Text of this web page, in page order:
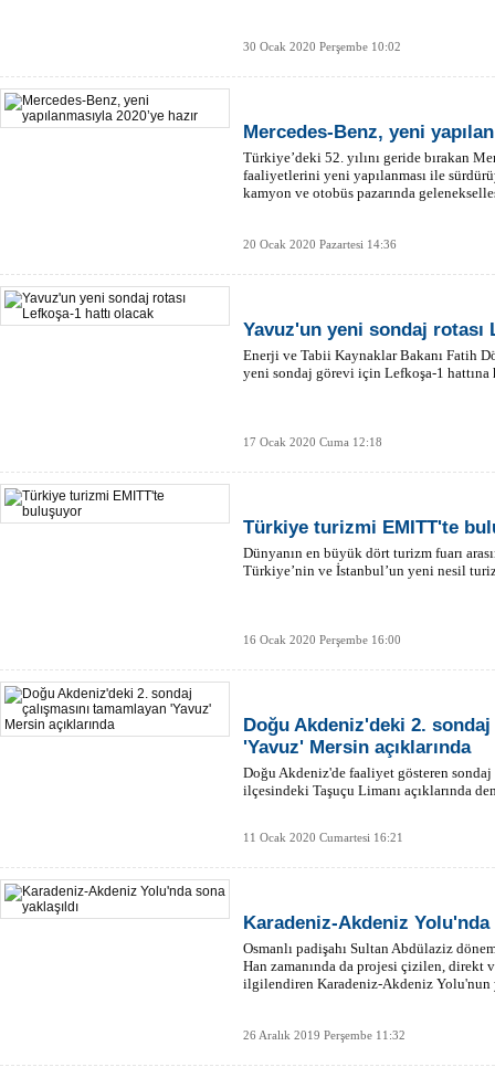
30 Ocak 2020 Perşembe 10:02
Mercedes-Benz, yeni
Türkiye’deki 52. yılını geride bırakan
faaliyetlerini yeni yapılanması ile
kamyon ve otobüs pazarında
20 Ocak 2020 Pazartesi 14:36
Yavuz'un yeni sondaj rotası
Enerji ve Tabii Kaynaklar Bakanı Fatih
yeni sondaj görevi için Lefkoşa-1 hattına
17 Ocak 2020 Cuma 12:18
Türkiye turizmi EMITT'te
Dünyanın en büyük dört turizm fuarı
Türkiye’nin ve İstanbul’un yeni nesil
16 Ocak 2020 Perşembe 16:00
Doğu Akdeniz'deki 2. sondaj
'Yavuz' Mersin açıklarında
Doğu Akdeniz'de faaliyet gösteren
ilçesindeki Taşuçu Limanı açıklarında
11 Ocak 2020 Cumartesi 16:21
Karadeniz-Akdeniz Yolu'nda
Osmanlı padişahı Sultan Abdülaziz
Han zamanında da projesi çizilen, direkt
ilgilendiren Karadeniz-Akdeniz Yolu'nun
26 Aralık 2019 Perşembe 11:32